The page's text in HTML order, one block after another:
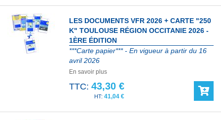
LES DOCUMENTS VFR 2026 + CARTE "250
K" TOULOUSE RÉGION OCCITANIE 2026 -
1ÈRE ÉDITION
***Carte papier*** - En vigueur à partir du 16
avril 2026
En savoir plus
TTC: 43,30 €
41,04 €